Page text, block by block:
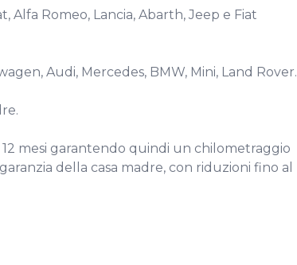
Romeo, Lancia, Abarth, Jeep e Fiat
Audi, Mercedes, BMW, Mini, Land Rover.
mesi garantendo quindi un chilometraggio
della casa madre, con riduzioni fino al